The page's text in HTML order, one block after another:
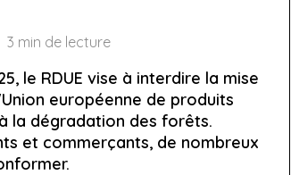
3 min de lecture
le RDUE vise à interdire la mise
européenne de produits
la dégradation des forêts.
et commerçants, de nombreux